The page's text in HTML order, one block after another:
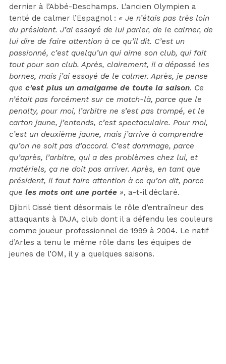
dernier à l’Abbé-Deschamps. L’ancien Olympien a
tenté de calmer l’Espagnol : « Je n’étais pas très loin
du président. J’ai essayé de lui parler, de le calmer, de
lui dire de faire attention à ce qu’il dit. C’est un
passionné, c’est quelqu’un qui aime son club, qui fait
tout pour son club. Après, clairement, il a dépassé les
bornes, mais j’ai essayé de le calmer. Après, je pense
que c’est plus un amalgame de toute la saison. Ce
n’était pas forcément sur ce match-là, parce que le
penalty, pour moi, l’arbitre ne s’est pas trompé, et le
carton jaune, j’entends, c’est spectaculaire. Pour moi,
c’est un deuxième jaune, mais j’arrive à comprendre
qu’on ne soit pas d’accord. C’est dommage, parce
qu’après, l’arbitre, qui a des problèmes chez lui, et
matériels, ça ne doit pas arriver. Après, en tant que
président, il faut faire attention à ce qu’on dit, parce
que les mots ont une portée », a-t-il déclaré.
Djibril Cissé tient désormais le rôle d’entraîneur des
attaquants à l’AJA, club dont il a défendu les couleurs
comme joueur professionnel de 1999 à 2004. Le natif
d’Arles a tenu le même rôle dans les équipes de
jeunes de l’OM, il y a quelques saisons.